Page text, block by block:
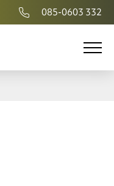
085-0603 332